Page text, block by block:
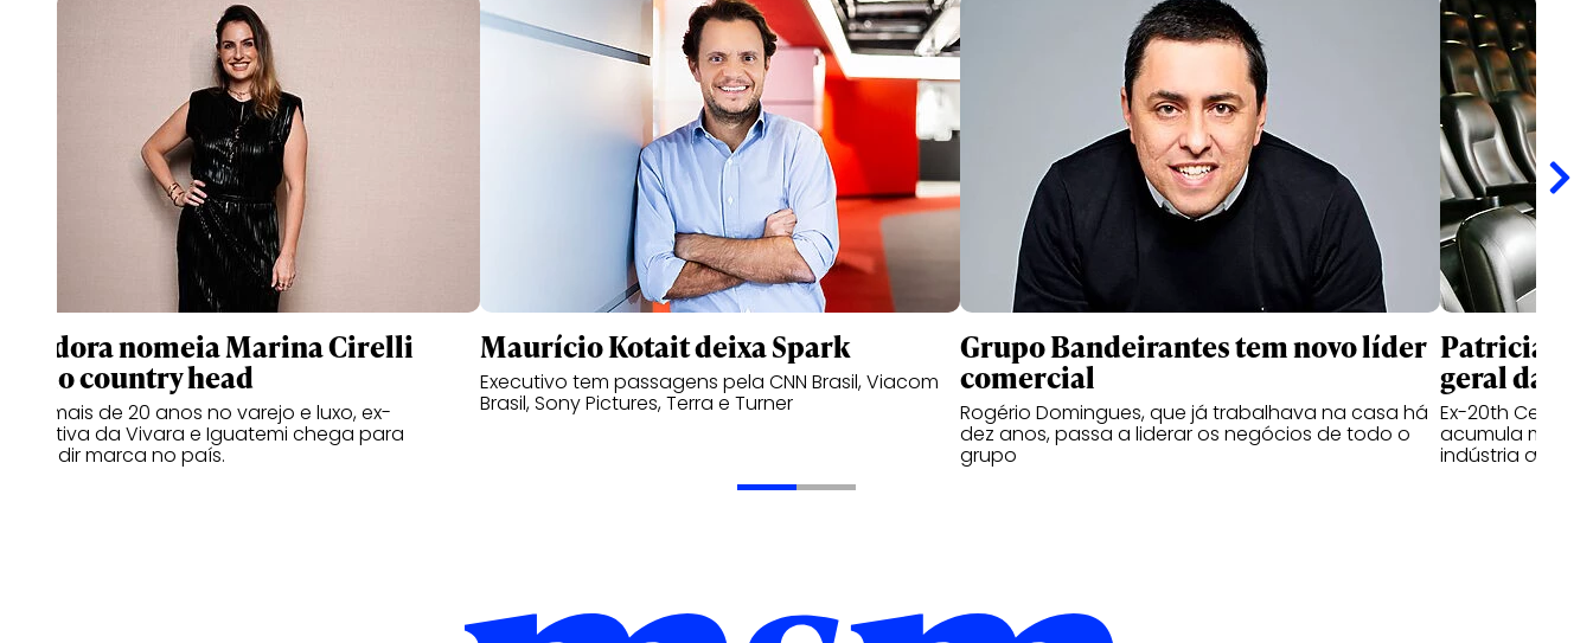
Pandora nomeia Marina Cirelli
como country head
Com mais de 20 anos no varejo e luxo, ex-
executiva da Vivara e Iguatemi chega para
expandir marca no país.
Maurício Kotait deixa Spark
Executivo tem passagens pela CNN Brasil, Viacom
Brasil, Sony Pictures, Terra e Turner
Grupo Bandeirantes tem novo líder
comercial
Rogério Domingues, que já trabalhava na casa há
dez anos, passa a liderar os negócios de todo o
grupo
Patricia
geral da
Ex-20th Century
acumula mais
indústria